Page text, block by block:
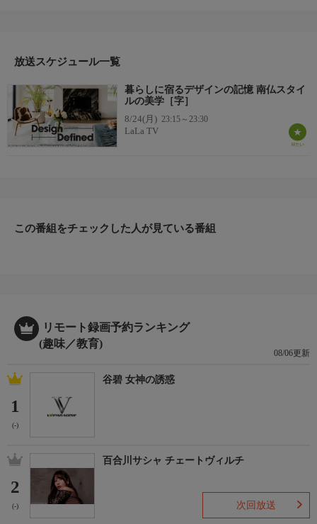
放送スケジュール一覧
暮らしに宿るデザインの記憶 南仏スタイ
ルの美学［字］
8/24(月) 23:15～23:30
LaLa TV
この番組をチェックした人が見ている番組
リモート録画予約ランキング
(趣味／教育)
08/06更新
1
(-)
谷碧 女神の誘惑
2
(-)
百合川サシャ チェートヴィルチ
次回放送